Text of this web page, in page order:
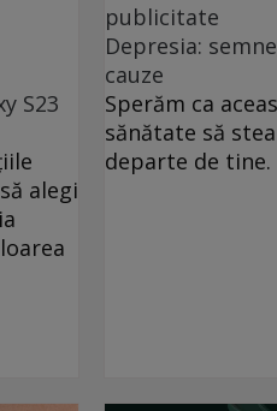
S23
alegi
publicitate
Depresia:
cauze
Sperăm ca
sănătate să
departe de tine.